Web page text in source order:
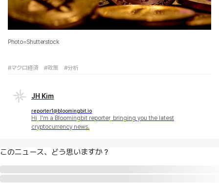
Photo=Shutterstock
#マクロ経済 #政策 #分析
JH Kim
reporter1@bloomingbit.io
Hi, I'm a Bloomingbit reporter, bringing you the latest
cryptocurrency news.
このニュース、どう思いますか？